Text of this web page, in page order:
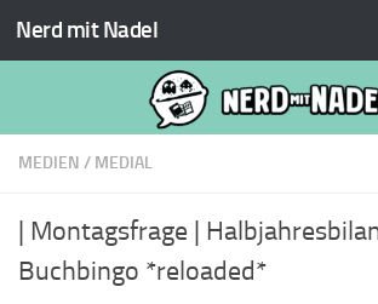
Zum Inhalt springen
Nerd mit Nadel
MEDIEN / MEDIAL
| Montagsfrage |
Buchbingo *reloaded*